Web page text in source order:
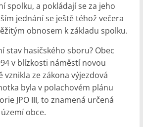
spolku, a pokládají se za jeho
jednání se ještě téhož večera
obnosem k základu spolku.
stav hasičského sboru? Obec
v blízkosti náměstí novou
vznikla ze zákona výjezdová
byla v polachovém plánu
JPO III, to znamená určená
obce.